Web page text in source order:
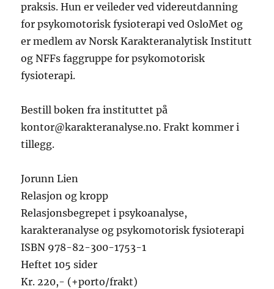
praksis. Hun er veileder ved videreutdanning
for psykomotorisk fysioterapi ved OsloMet og
er medlem av Norsk Karakteranalytisk Institutt
og NFFs faggruppe for psykomotorisk
fysioterapi.
Bestill boken fra instituttet på
kontor@karakteranalyse.no. Frakt kommer i
tillegg.
Jorunn Lien
Relasjon og kropp
Relasjonsbegrepet i psykoanalyse,
karakteranalyse og psykomotorisk fysioterapi
ISBN 978-82-300-1753-1
Heftet 105 sider
Kr. 220,- (+porto/frakt)